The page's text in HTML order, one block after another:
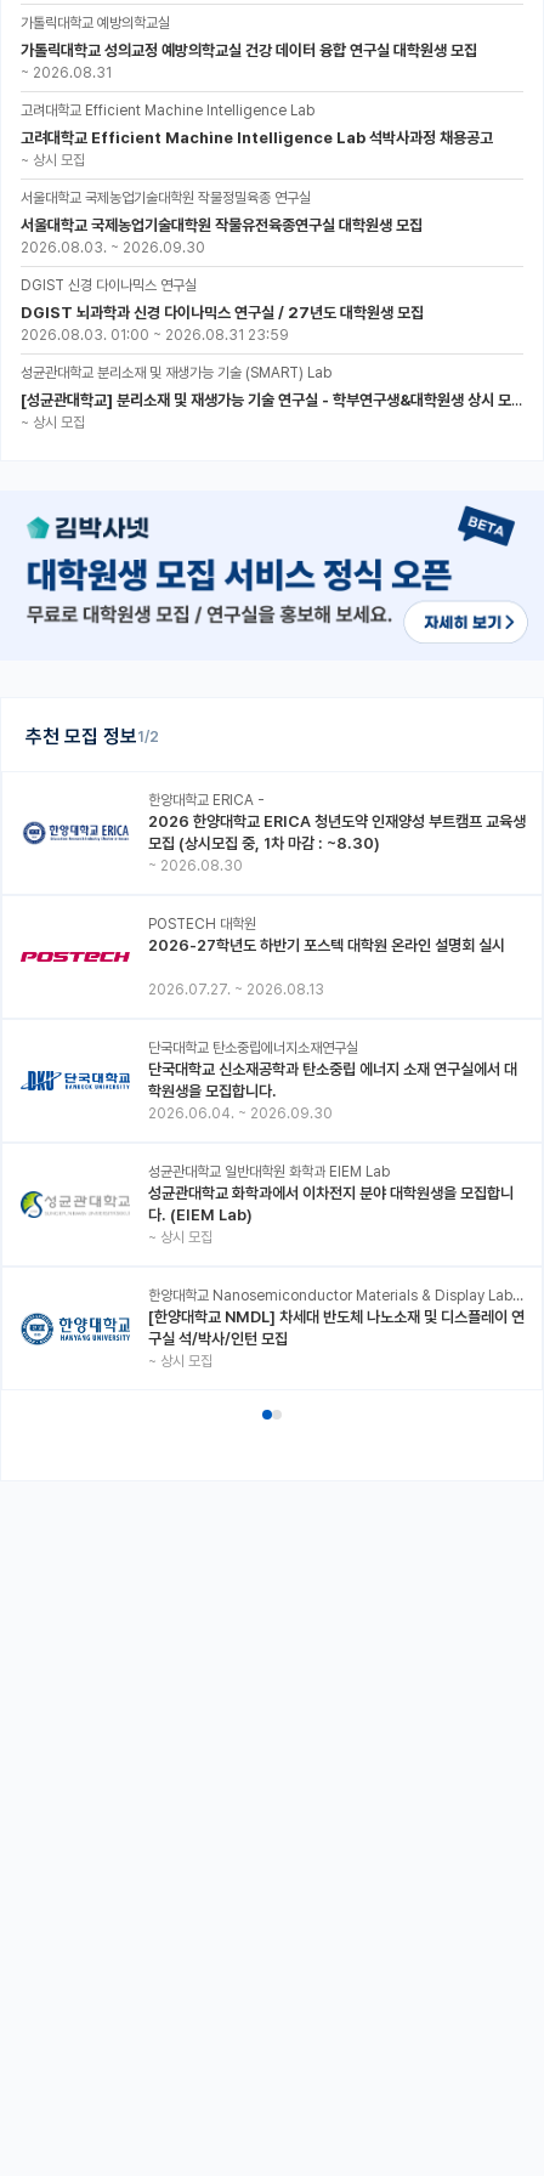
추천 모집 정보1/2
한양대학교 ERICA -
2026 한양대학교 ERICA 청년도약 인재양성 부트캠프 교육생
모집 (상시모집 중, 1차 마감 : ~8.30)
~ 2026.08.30
POSTECH 대학원
2026-27학년도 하반기 포스텍 대학원 온라인 설명회 실시
2026.07.27. ~ 2026.08.13
단국대학교 탄소중립에너지소재연구실
단국대학교 신소재공학과 탄소중립 에너지 소재 연구실에서 대
학원생을 모집합니다.
2026.06.04. ~ 2026.09.30
성균관대학교 일반대학원 화학과 EIEM Lab
성균관대학교 화학과에서 이차전지 분야 대학원생을 모집합니
다. (EIEM Lab)
~ 상시 모집
한양대학교 Nanosemiconductor Materials & Display Laboratory
[한양대학교 NMDL] 차세대 반도체 나노소재 및 디스플레이 연
구실 석/박사/인턴 모집
~ 상시 모집
가톨릭대학교 예방의학교실
가톨릭대학교 성의교정 예방의학교실 건강 데이터 융합 연구실 대학원생 모집
~ 2026.08.31
고려대학교 Efficient Machine Intelligence Lab
고려대학교 Efficient Machine Intelligence Lab 석박사과정 채용공고
~ 상시 모집
서울대학교 국제농업기술대학원 작물정밀육종 연구실
서울대학교 국제농업기술대학원 작물유전육종연구실 대학원생 모집
2026.08.03. ~ 2026.09.30
DGIST 신경 다이나믹스 연구실
DGIST 뇌과학과 신경 다이나믹스 연구실 / 27년도 대학원생 모집
2026.08.03. 01:00 ~ 2026.08.31 23:59
성균관대학교 분리소재 및 재생가능 기술 (SMART) Lab
[성균관대학교] 분리소재 및 재생가능 기술 연구실 - 학부연구생&대학원생 상시 모집 (미래에너지공학과)
~ 상시 모집